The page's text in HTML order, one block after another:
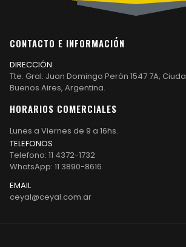
CONTACTO E INFORMACIÓN
DIRECCIÓN
Tte. Gral. Juan Domingo Perón 1547 7A,
Buenos Aires, Argentina.
HORARIOS COMERCIALES
Lunes a Viernes de 9 a 16hs.
TELEFONOS
Telefono: 11 4372-1732
WhatsApp: 11 3890-8616
EMAIL
ceyal@ceyal.com.ar